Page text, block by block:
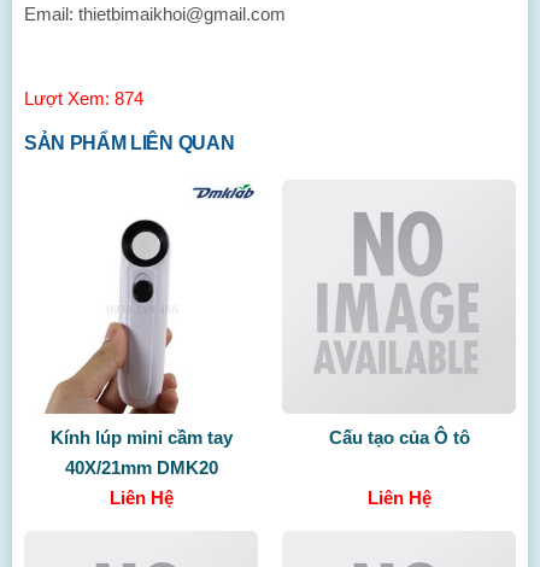
Email: thietbimaikhoi@gmail.com
Lượt Xem: 874
SẢN PHẨM LIÊN QUAN
Kính lúp mini cầm tay
40X/21mm DMK20
Liên Hệ
Cấu tạo của Ô tô
Liên Hệ